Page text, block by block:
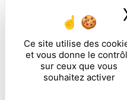
Ce site utilise des
et vous donne le
sur ceux que vous
souhaitez activer
En cochant cette
particulières ci-